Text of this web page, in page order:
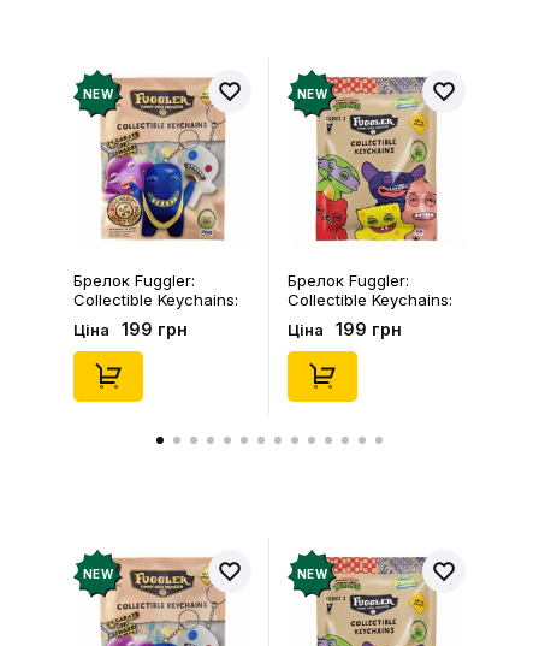
Додайте відгук і отримайте 50 грн на свій
рахунок
Залишити відгук
NEW
Брелок Fuggler:
Collectible Keychains:
Gold Edition: Series 3
(Blind Box: 1 з 24),
(11550)
Ціна 199 грн
NEW
Брелок Fuggler:
Collectible Keychains:
Series 2 (Blind Box: 1 з
46), (15475)
Ціна 199 грн
NEW NEW